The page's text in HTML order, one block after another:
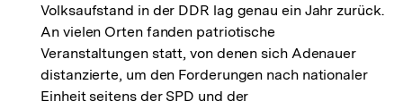
Volksaufstand in der DDR lag genau ein Jahr zurück.
An vielen Orten fanden patriotische
Veranstaltungen statt, von denen sich Adenauer
distanzierte, um den Forderungen nach nationaler
Einheit seitens der SPD und der